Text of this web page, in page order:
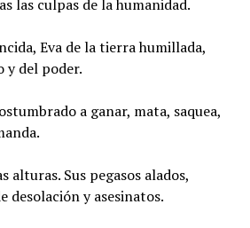
las culpas de la humanidad.
Eva de la tierra humillada,
y del poder.
a ganar, mata, saquea,
alturas. Sus pegasos alados,
desolación y asesinatos.